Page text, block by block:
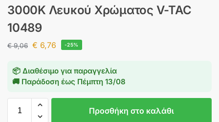
3000K Λευκού Χρώματος V-TAC
10489
€9,06 € 6,76 -25%
📦 Διαθέσιμο για παραγγελία
🚚 Παράδοση έως Πέμπτη 13/08
Προσθήκη στο καλάθι